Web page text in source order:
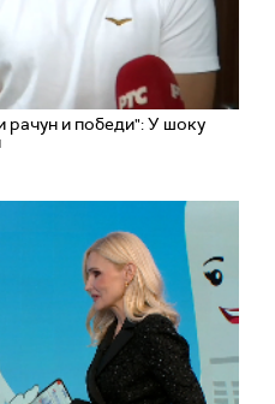
рачун и победи": У шоку